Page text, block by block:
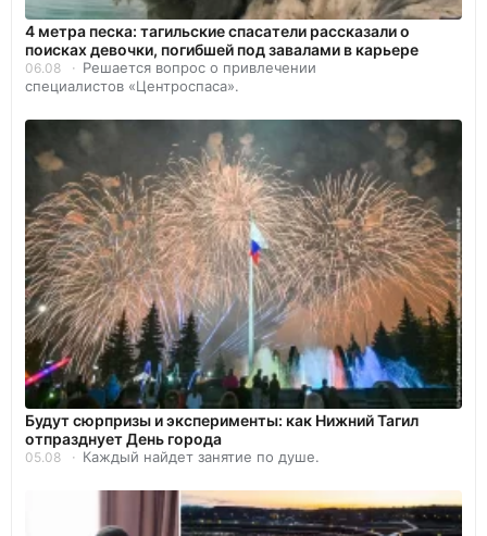
4 метра песка: тагильские спасатели рассказали о
поисках девочки, погибшей под завалами в карьере
06.08
Решается вопрос о привлечении
специалистов «Центроспаса».
Будут сюрпризы и эксперименты: как Нижний Тагил
отпразднует День города
05.08 Каждый найдет занятие по душе.